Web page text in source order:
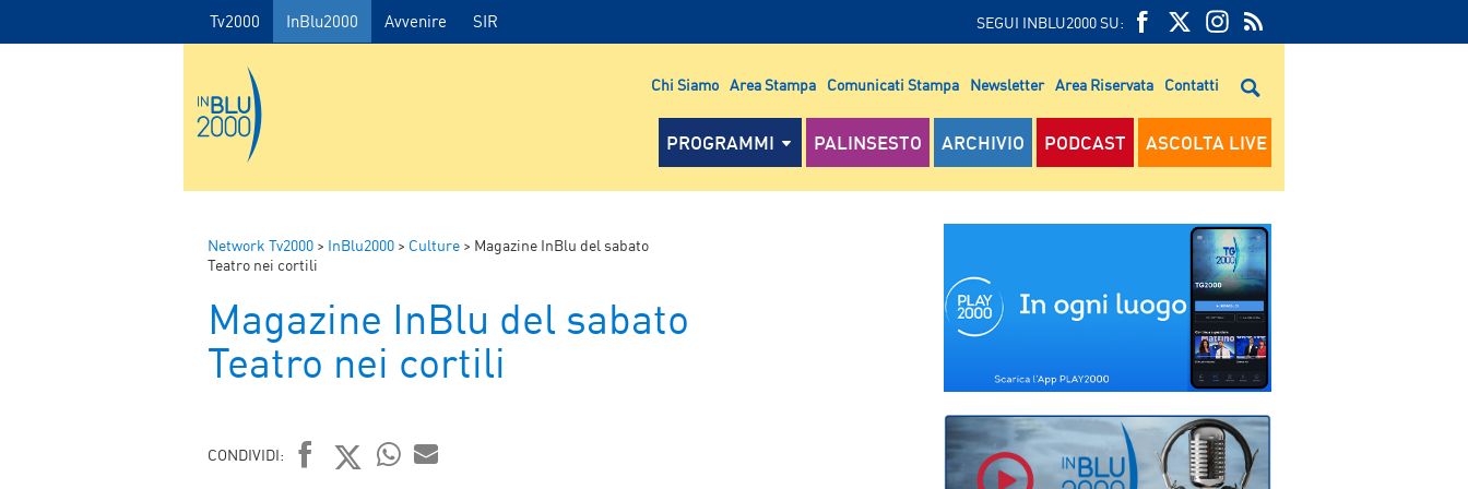
Tv2000 InBlu2000 Avvenire SIR SEGUI INBLU2000 SU:
FEED
RSS
RSS
Chi Siamo Area Stampa Comunicati Stampa Newsletter Area Riservata Contatti
PROGRAMMI PALINSESTO ARCHIVIO PODCAST ASCOLTA LIVE
Network Tv2000 > InBlu2000 > Culture > Magazine InBlu del sabato
Teatro nei cortili
Magazine InBlu del sabato
Teatro nei cortili
CONDIVIDI: